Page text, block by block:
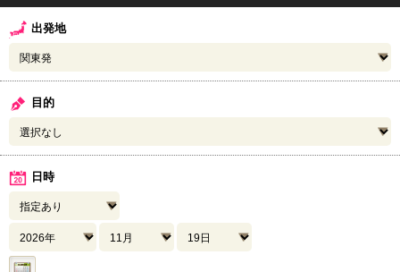
出発地
目的
日時